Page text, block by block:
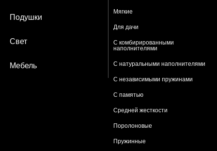
Мягкие
Для дачи
С комбирированными
наполнителями
С натуральными наполнителями
С независимыми пружинами
С памятью
Средней жесткости
Поролоновые
Пружинные
Подушки
Свет
Мебель